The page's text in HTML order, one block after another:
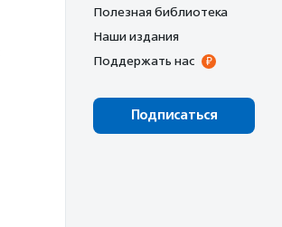
Полезная библиотека
Наши издания
Поддержать нас
Подписаться